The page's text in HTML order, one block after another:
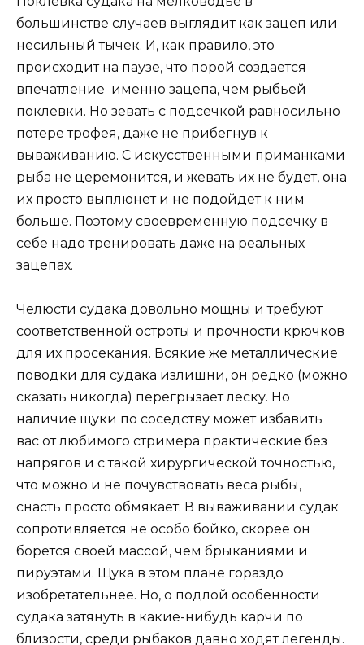
большинстве случаев выглядит как зацеп или
несильный тычек. И, как правило, это
происходит на паузе, что порой создается
впечатление именно зацепа, чем рыбьей
поклевки. Но зевать с подсечкой равносильно
потере трофея, даже не прибегнув к
вываживанию. С искусственными приманками
рыба не церемонится, и жевать их не будет, она
их просто выплюнет и не подойдет к ним
больше. Поэтому своевременную подсечку в
себе надо тренировать даже на реальных
зацепах.
Челюсти судака довольно мощны и требуют
соответственной остроты и прочности крючков
для их просекания. Всякие же металлические
поводки для судака излишни, он редко (можно
сказать никогда) перегрызает леску. Но
наличие щуки по соседству может избавить
вас от любимого стримера практические без
напрягов и с такой хирургической точностью,
что можно и не почувствовать веса рыбы,
снасть просто обмякает. В вываживании судак
сопротивляется не особо бойко, скорее он
борется своей массой, чем брыканиями и
пируэтами. Щука в этом плане гораздо
изобретательнее. Но, о подлой особенности
судака затянуть в какие-нибудь карчи по
близости, среди рыбаков давно ходят легенды.